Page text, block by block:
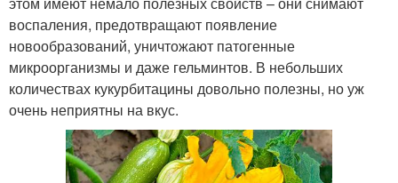
воспаления, предотвращают появление
новообразований, уничтожают патогенные
микроорганизмы и даже гельминтов. В небольших
количествах кукурбитацины довольно полезны, но уж
очень неприятны на вкус.